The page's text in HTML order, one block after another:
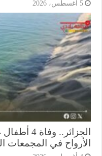
الجزائر.. وفاة 4
في المجمعات